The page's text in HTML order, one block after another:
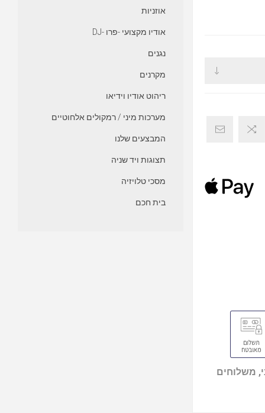
משלוחים
אוזניות
אודיו מקצועי -פרו -DJ
נגנים
מקרנים
ריהוט אודיו וידיאו
מערכות מיני / רמקולים אלחוטיים
המבצעים שלנו
תצוגות ויד שניה
מסכי טלויזיה
בית חכם